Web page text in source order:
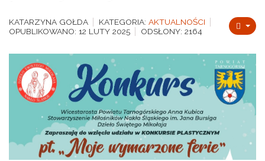
KATARZYNA GOŁDA KATEGORIA: AKTUALNOŚCI
OPUBLIKOWANO: 12 LUTY 2025
ODSŁONY: 2164